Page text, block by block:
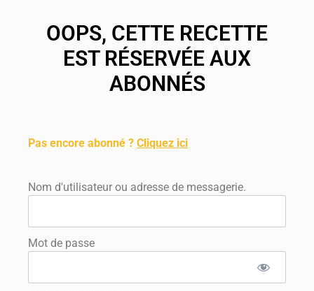
OOPS, CETTE RECETTE
EST RÉSERVÉE AUX
ABONNÉS
Pas encore abonné ? Cliquez ici
Nom d'utilisateur ou adresse de messagerie.
Mot de passe